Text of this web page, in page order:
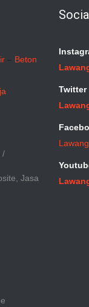
– Beton
/
Jasa
Twitter